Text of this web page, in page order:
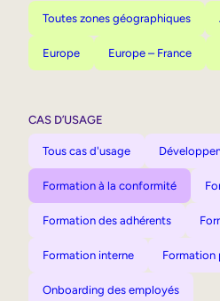
Toutes zones géographiques
Europe Europe – France
CAS D’USAGE
Tous cas d'usage
Formation à la conformité
Formation des adhérents
Formation interne Formation
Onboarding des employés